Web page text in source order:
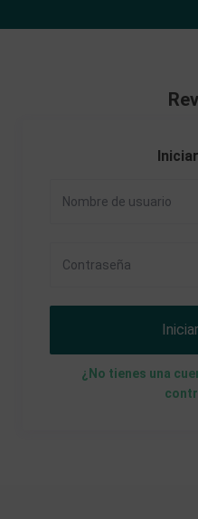
¿No tienes una